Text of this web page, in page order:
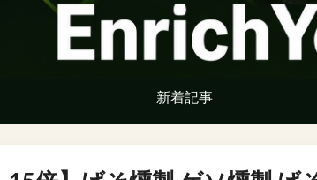
新着記事